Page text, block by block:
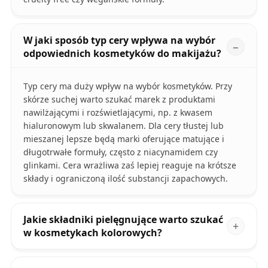
W jaki sposób typ cery wpływa na wybór
odpowiednich kosmetyków do makijażu?
Typ cery ma duży wpływ na wybór kosmetyków. Przy
skórze suchej warto szukać marek z produktami
nawilżającymi i rozświetlającymi, np. z kwasem
hialuronowym lub skwalanem. Dla cery tłustej lub
mieszanej lepsze będą marki oferujące matujące i
długotrwałe formuły, często z niacynamidem czy
glinkami. Cera wrażliwa zaś lepiej reaguje na krótsze
składy i ograniczoną ilość substancji zapachowych.
Jakie składniki pielęgnujące warto szukać
w kosmetykach kolorowych?